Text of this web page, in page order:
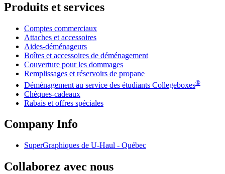
Produits et services
Comptes commerciaux
Attaches et accessoires
Aides-déménageurs
Boîtes et accessoires de déménagement
Couverture pour les dommages
Remplissages et réservoirs de propane
Déménagement au service des étudiants Collegeboxes®
Chèques-cadeaux
Rabais et offres spéciales
Company Info
SuperGraphiques de U-Haul - Québec
Collaborez avec nous